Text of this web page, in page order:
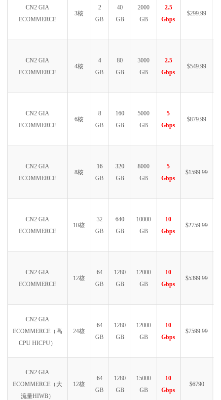
CN2 GIA
ECOMMERCE
3核
2
GB
40
GB
2000
GB
2.5
Gbps
$299.99
CN2 GIA
ECOMMERCE
4核
4
GB
80
GB
3000
GB
2.5
Gbps
$549.99
CN2 GIA
ECOMMERCE
6核
8
GB
160
GB
5000
GB
5
Gbps
$879.99
CN2 GIA
ECOMMERCE
8核
16
GB
320
GB
8000
GB
5
Gbps
$1599.99
CN2 GIA
ECOMMERCE
10核
32
GB
640
GB
10000
GB
10
Gbps
$2759.99
CN2 GIA
ECOMMERCE
12核
64
GB
1280
GB
12000
GB
10
Gbps
$5399.99
CN2 GIA
ECOMMERCE（高
CPU HICPU）
24核
64
GB
1280
GB
12000
GB
10
Gbps
$7599.99
CN2 GIA
ECOMMERCE（大
流量HIWB）
12核
64
GB
1280
GB
15000
GB
10
Gbps
$6790